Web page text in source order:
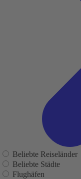
Beliebte Reiseländer
Beliebte Städte
Flughäfen